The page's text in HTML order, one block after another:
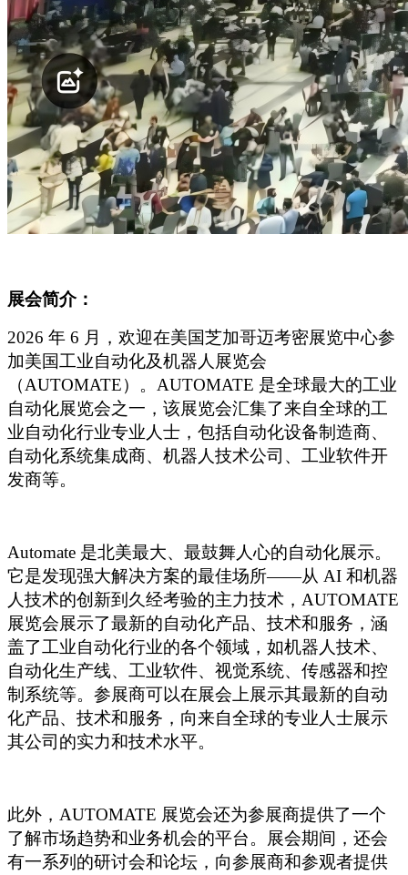
展会简介：
2026 年 6 月，欢迎在美国芝加哥迈考密展览中心参
加美国工业自动化及机器人展览会
（AUTOMATE）。AUTOMATE 是全球最大的工业
自动化展览会之一，该展览会汇集了来自全球的工
业自动化行业专业人士，包括自动化设备制造商、
自动化系统集成商、机器人技术公司、工业软件开
发商等。
Automate 是北美最大、最鼓舞人心的自动化展示。
它是发现强大解决方案的最佳场所——从 AI 和机器
人技术的创新到久经考验的主力技术，AUTOMATE
展览会展示了最新的自动化产品、技术和服务， 涵
盖了工业自动化行业的各个领域，如机器人技术、
自动化生产线、工业软件、视觉系统、传感器和控
制系统等。参展商可以在展会上展示其最新的自动
化产品、技术和服务，向来自全球的专业人士展示
其公司的实力和技术水平。
此外，AUTOMATE 展览会还为参展商提供了一个
了解市场趋势和业务机会的平台。展会期间，还会
有一系列的研讨会和论坛，向参展商和参观者提供